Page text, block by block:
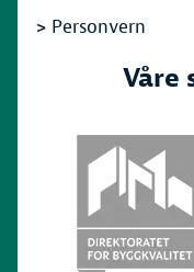
> Personvern
Våre